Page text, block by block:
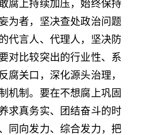
腐上持续加压，始终保持
为者，坚决查处政治问题
代言人、代理人，坚决防
对比较突出的行业性、系
关口，深化源头治理，
机制。要在不想腐上巩固
求真务实、团结奋斗的时
同向发力、综合发力，把